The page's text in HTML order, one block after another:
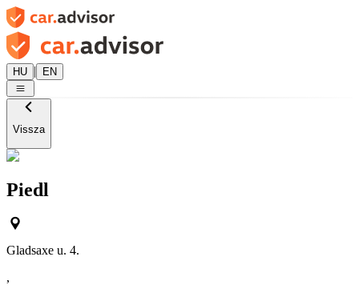
HU | EN
Vissza
Piedl
Gladsaxe u. 4.
,